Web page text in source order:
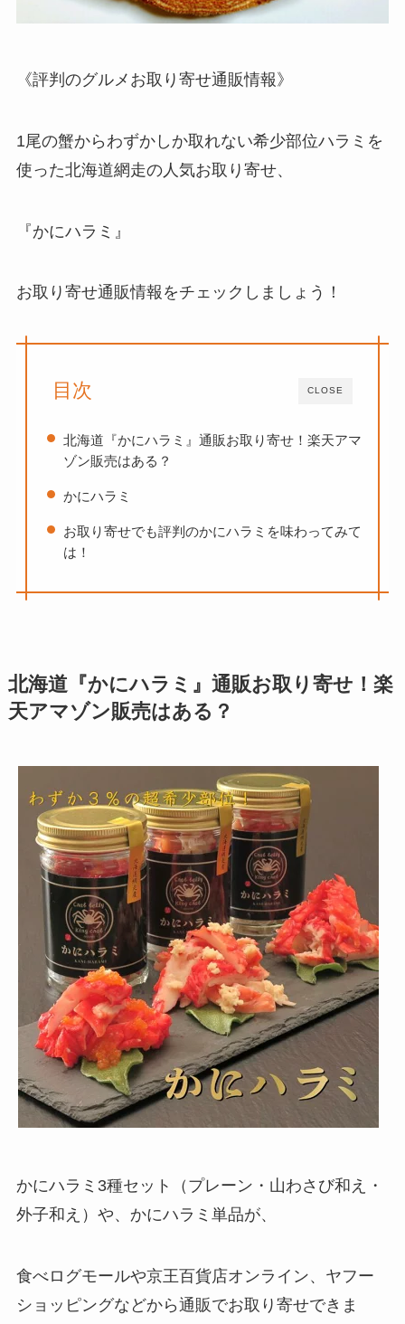
《評判のグルメお取り寄せ通販情報》
1尾の蟹からわずかしか取れない希少部位ハラミを
使った北海道網走の人気お取り寄せ、
『かにハラミ』
お取り寄せ通販情報をチェックしましょう！
CLOSE
目次
北海道『かにハラミ』通販お取り寄せ！楽天アマ
ゾン販売はある？
かにハラミ
お取り寄せでも評判のかにハラミを味わってみて
は！
北海道『かにハラミ』通販お取り寄せ！楽
天アマゾン販売はある？
かにハラミ3種セット（プレーン・山わさび和え・
外子和え）や、かにハラミ単品が、
食べログモールや京王百貨店オンライン、ヤフー
ショッピングなどから通販でお取り寄せできま